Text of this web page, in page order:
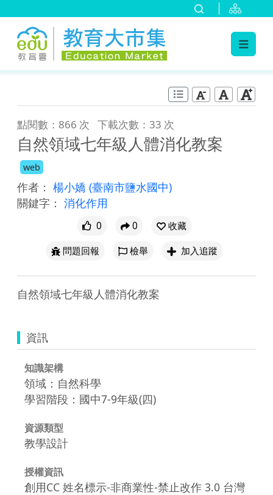
點閱數：866 次 下載次數：33 次
自然領域七年級人體消化教案
web
作者： 楊小嬌 (臺南市鹽水國中)
關鍵字： 消化作用
0 0
收藏
問題回報
檢舉 加入追蹤
自然領域七年級人體消化教案
資訊
知識架構
領域：自然科學
學習階段：國中7-9年級(四)
資源類型
教學設計
授權資訊
創用CC 姓名標示-非商業性-禁止改作 3.0 台灣